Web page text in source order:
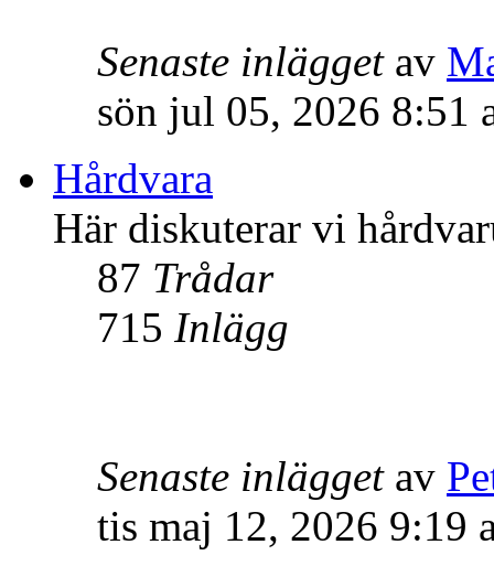
Senaste inläggetav
sön jul 05, 2026 8:51
Hårdvara
Här diskuterar vi
87 Trådar
715 Inlägg
Senaste inläggetav
tis maj 12, 2026 9:19